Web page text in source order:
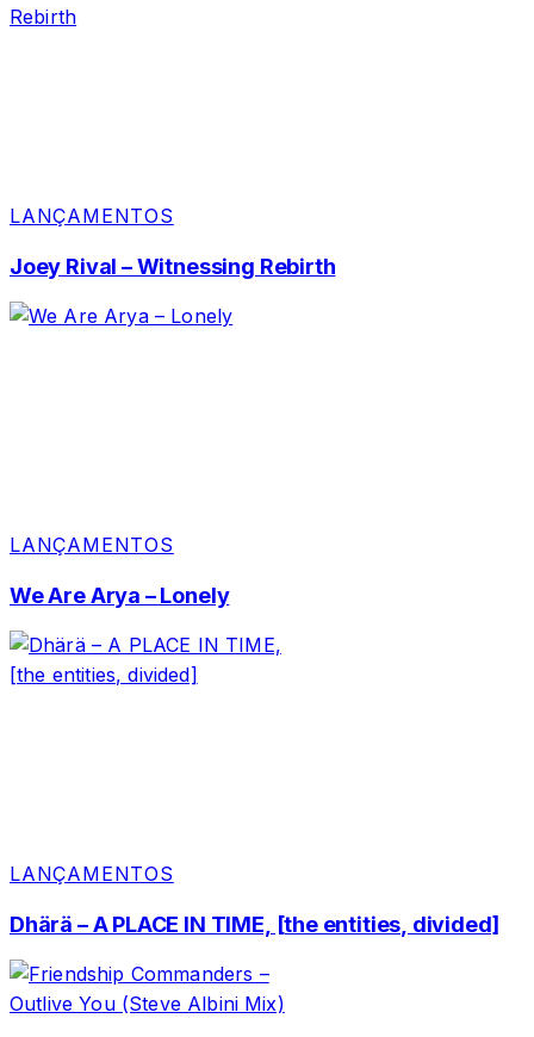
LANÇAMENTOS
Joey Rival – Witnessing Rebirth
LANÇAMENTOS
We Are Arya – Lonely
LANÇAMENTOS
Dhärä – A PLACE IN TIME, [the entities, divided]